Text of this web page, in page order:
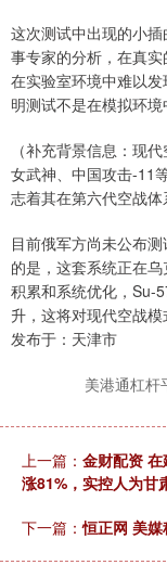
这次测试中出现的小
事专家的分析，在真
在实验室环境中难以
明测试不是在模拟环境
（补充背景信息：现
女武神、中国攻击-11
志着其在第六代空战体
目前俄军方尚未公布
的是，这套系统正在
积累和系统优化，Su-
升，这将对现代空战模
发布于：天津市
美港通杠杆
上一篇： 金财配资
涨81%，实控人为甘
下一篇：恒正网 美